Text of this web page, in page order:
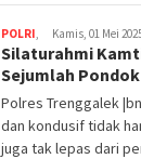
POLRI Kamis, 01 Mei
Silaturahmi
Sejumlah
Polres Trenggalek
dan kondusif tidak
juga tak lepas dari